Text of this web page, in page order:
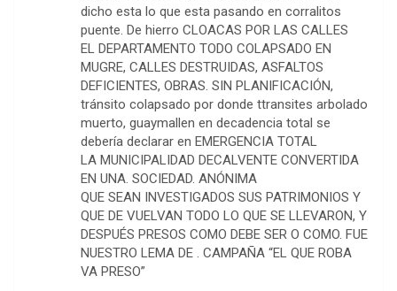
dicho esta lo que esta pasando en corralitos
puente. De hierro CLOACAS POR LAS CALLES
EL DEPARTAMENTO TODO COLAPSADO EN
MUGRE, CALLES DESTRUIDAS, ASFALTOS
DEFICIENTES, OBRAS. SIN PLANIFICACIÓN,
tránsito colapsado por donde ttransites arbolado
muerto, guaymallen en decadencia total se
debería declarar en EMERGENCIA TOTAL
LA MUNICIPALIDAD DECALVENTE CONVERTIDA
EN UNA. SOCIEDAD. ANÓNIMA
QUE SEAN INVESTIGADOS SUS PATRIMONIOS Y
QUE DE VUELVAN TODO LO QUE SE LLEVARON, Y
DESPUÉS PRESOS COMO DEBE SER O COMO. FUE
NUESTRO LEMA DE . CAMPAÑA “EL QUE ROBA
VA PRESO”